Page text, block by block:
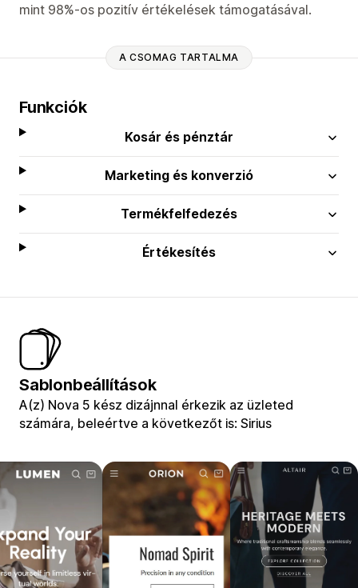
mint 98%-os pozitív értékelések támogatásával.
A CSOMAG TARTALMA
Funkciók
Kosár és pénztár
Marketing és konverzió
Termékfelfedezés
Értékesítés
Sablonbeállítások
A(z) Nova 5 kész dizájnnal érkezik az üzleted
számára, beleértve a következőt is: Sirius